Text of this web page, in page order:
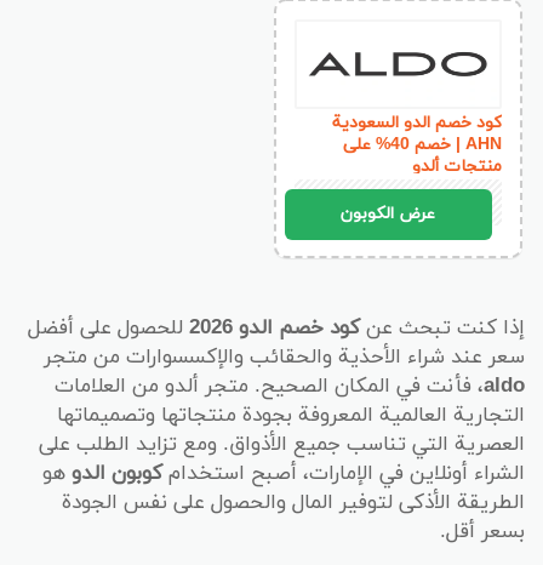
كود خصم الدو السعودية
AHN | خصم 40% على
منتجات ألدو
عرض الكوبون
إذا كنت تبحث عنكود خصم الدو 2026
للحصول على أفضل
سعر عند شراء الأحذية والحقائب والإكسسوارات من متجر
aldo، فأنت في المكان الصحيح. متجر ألدو من العلامات
التجارية العالمية المعروفة بجودة منتجاتها وتصميماتها
العصرية التي تناسب جميع الأذواق. ومع تزايد الطلب على
الشراء أونلاين في الإمارات، أصبح استخدامكوبون الدو هو
الطريقة الأذكى لتوفير المال والحصول على نفس الجودة
بسعر أقل.